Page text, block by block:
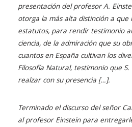
presentación del profesor A.
otorga la más alta distinción a que
estatutos, para rendir testimonio
ciencia, de la admiración que su
cuantos en España cultivan los
Filosofía Natural, testimonio que
realzar con su presencia […].
Terminado el discurso del señor
al profesor Einstein para